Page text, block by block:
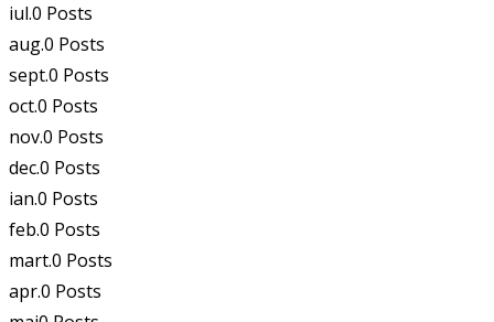
iul.0 Posts
aug.0 Posts
sept.0 Posts
oct.0 Posts
nov.0 Posts
dec.0 Posts
ian.0 Posts
feb.0 Posts
mart.0 Posts
apr.0 Posts